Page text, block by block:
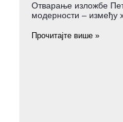
Отварање изложбе
модерности – између
Прочитајте више »